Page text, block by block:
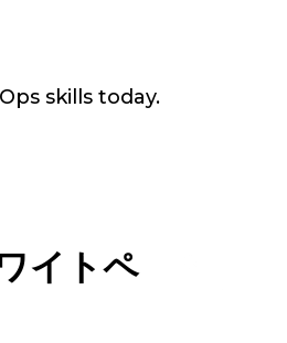
skills today.
イトペ